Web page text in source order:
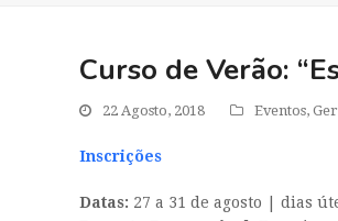
Curso de Verão:
22 Agosto, 2018 Eventos,
Inscrições
Datas: 27 a 31 de agosto | dias